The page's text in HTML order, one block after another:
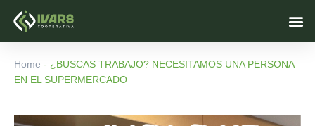
Home - ¿BUSCAS TRABAJO? NECESITAMOS UNA PERSONA
EN EL SUPERMERCADO